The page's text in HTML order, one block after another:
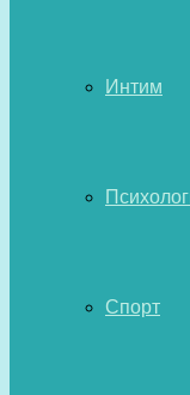
Интим
Спорт